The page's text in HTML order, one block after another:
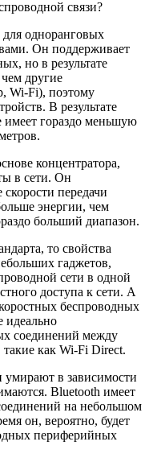
связи?
одноранговых
Он поддерживает
но в результате
другие
Wi-Fi), поэтому
В результате
имеет гораздо меньшую
концентратора,
в сети. Он
передачи
энергии, чем
больший диапазон.
то свойства
гаджетов,
сети в одной
доступа к сети. А
беспроводных
идеально
соединений между
такие как Wi-Fi Direct.
умирают в зависимости
Bluetooth имеет
на небольшом
он, вероятно, будет
периферийных